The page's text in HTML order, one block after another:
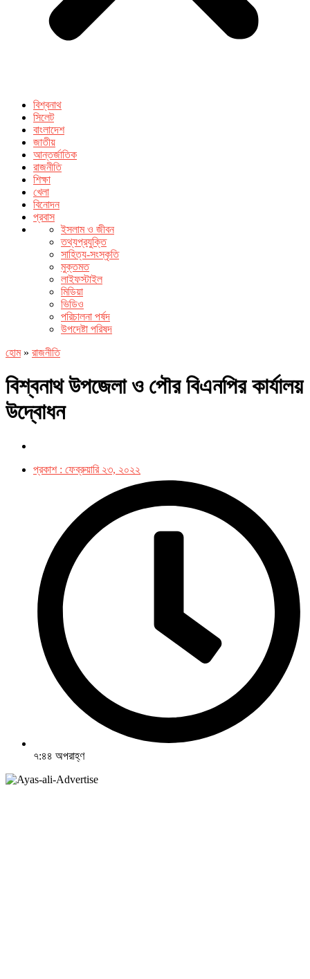
বিশ্বনাথ
সিলেট
বাংলাদেশ
জাতীয়
আন্তর্জাতিক
রাজনীতি
শিক্ষা
খেলা
বিনোদন
প্রবাস
ইসলাম ও জীবন
তথ্যপ্রযুক্তি
সাহিত্য-সংস্কৃতি
মুক্তমত
লাইফস্টাইল
মিডিয়া
ভিডিও
পরিচালনা পর্ষদ
উপদেষ্টা পরিষদ
হোম» রাজনীতি
বিশ্বনাথ উপজেলা ও পৌর বিএনপির কার্যালয়
উদ্বোধন
প্রকাশ : ফেব্রুয়ারি ২৩, ২০২২
৭:৪৪ অপরাহ্ণ